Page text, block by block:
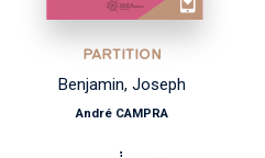
PARTITION
Adoramus te Christe [H.276]
Marc-Antoine CHARPENTIER